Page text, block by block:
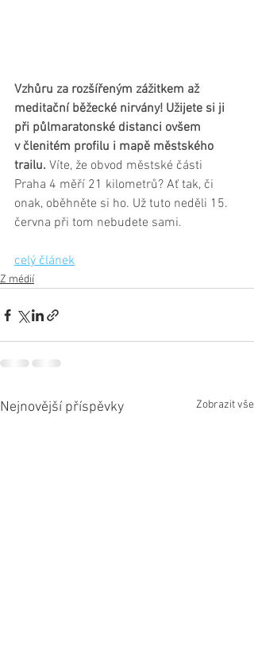
Vzhůru za rozšířeným zážitkem až
meditační běžecké nirvány! Užijete si ji
při půlmaratonské distanci ovšem
v členitém profilu i mapě městského
trailu. Víte, že obvod městské části
Praha 4 měří 21 kilometrů? Ať tak, či
onak, oběhněte si ho. Už tuto neděli 15.
června při tom nebudete sami.
celý článek
Z médií
Nejnovější příspěvky Zobrazit vše